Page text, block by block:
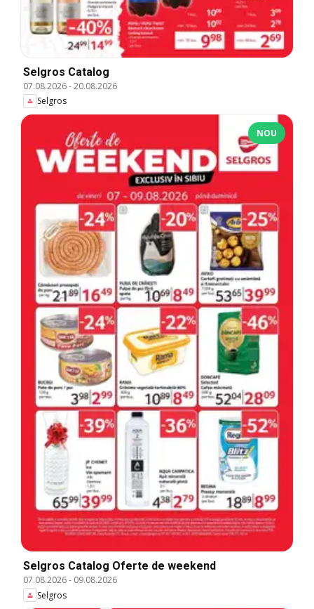
Selgros Catalog
07.08.2026-20.08.2026
Selgros
NOU
Selgros Catalog Oferte de weekend
07.08.2026- 09.08.2026
Selgros